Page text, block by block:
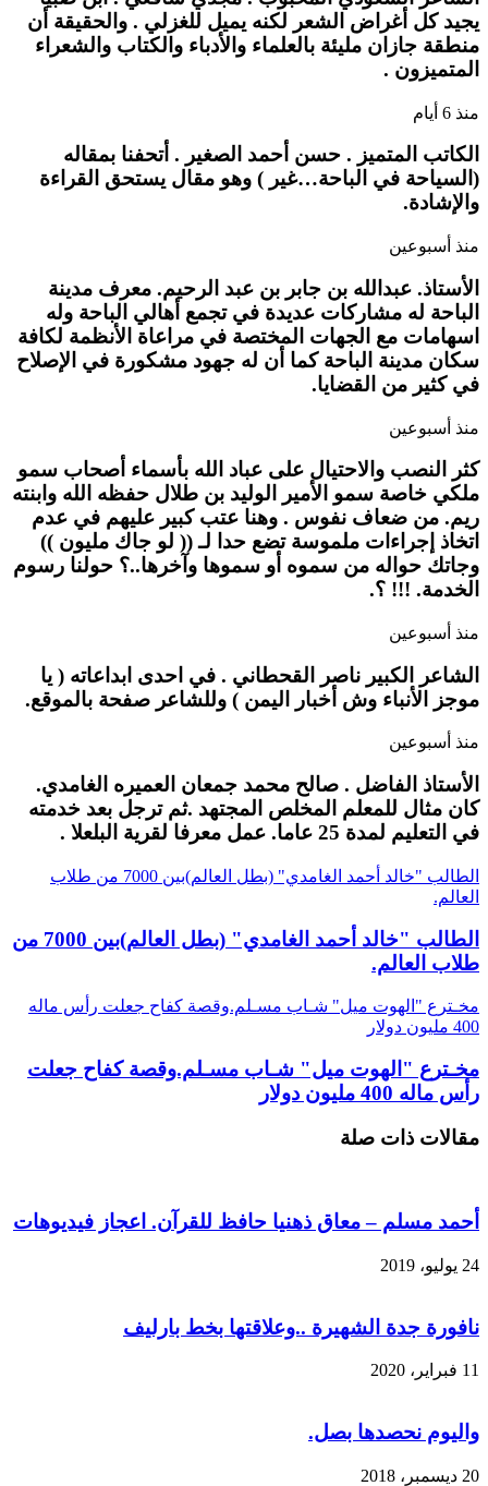
يجيد كل أغراض الشعر لكنه يميل للغزلي . والحقيقة أن
منطقة جازان مليئة بالعلماء والأدباء والكتاب والشعراء
المتميزون .
منذ 6 أيام
الكاتب المتميز . حسن أحمد الصغير . أتحفنا بمقاله
(السياحة في الباحة…غير ) وهو مقال يستحق القراءة
والإشادة.
منذ أسبوعين
الأستاذ. عبدالله بن جابر بن عبد الرحيم. معرف مدينة
الباحة له مشاركات عديدة في تجمع أهالي الباحة وله
اسهامات مع الجهات المختصة في مراعاة الأنظمة لكافة
سكان مدينة الباحة كما أن له جهود مشكورة في الإصلاح
في كثير من القضايا.
منذ أسبوعين
كثر النصب والاحتيال على عباد الله بأسماء أصحاب سمو
ملكي خاصة سمو الأمير الوليد بن طلال حفظه الله وابنته
ريم. من ضعاف نفوس . وهنا عتب كبير عليهم في عدم
اتخاذ إجراءات ملموسة تضع حدا لـ (( لو جاك مليون ))
وجاتك حواله من سموه أو سموها وآخرها..؟ حولنا رسوم
الخدمة. !!! ؟.
منذ أسبوعين
الشاعر الكبير ناصر القحطاني . في احدى ابداعاته ( يا
موجز الأنباء وش أخبار اليمن ) وللشاعر صفحة بالموقع.
منذ أسبوعين
الأستاذ الفاضل . صالح محمد جمعان العميره الغامدي.
كان مثال للمعلم المخلص المجتهد .ثم ترجل بعد خدمته
في التعليم لمدة 25 عاما. عمل معرفا لقرية البلعلا .
الطالب "خالد أحمد الغامدي" (بطل العالم)بين 7000 من طلاب
العالم.
الطالب "خالد أحمد الغامدي" (بطل العالم)بين 7000 من
طلاب العالم.
مخـترع "الهوت ميل" شـاب مسـلم.وقصة كفاح جعلت رأس ماله
400 مليون دولار
مخـترع "الهوت ميل" شـاب مسـلم.وقصة كفاح جعلت
رأس ماله 400 مليون دولار
مقالات ذات صلة
أحمد مسلم – معاق ذهنيا حافظ للقرآن. اعجاز فيديوهات
24 يوليو، 2019
نافورة جدة الشهيرة ..وعلاقتها بخط بارليف
11 فبراير، 2020
واليوم نحصدها بصل.
20 ديسمبر، 2018